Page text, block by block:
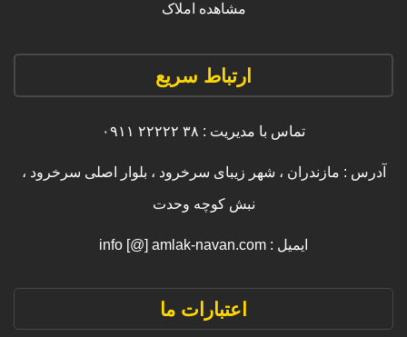
مشاهده املاک
ارتباط سریع
تماس با مدیریت : ۳۸ ۲۲۲۲۲ ۰۹۱۱
آدرس : مازندران ، شهر زیبای سرخرود ، بلوار اصلی سرخرود ،
نبش کوچه وحدت
ایمیل : info [@] amlak-navan.com
اعتبارات ما